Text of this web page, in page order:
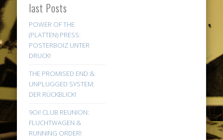
last Posts
POWER OF THE
(PLATTEN) PRESS:
POSTERBOIZ UNTER
DRUCK!
THE PROMISED END &
UNPLUGGED SYSTEM:
DER RÜCKBLICK!
9Oi! CLUB REUNION:
FLUCHTWAGEN &
RUNNING ORDER!